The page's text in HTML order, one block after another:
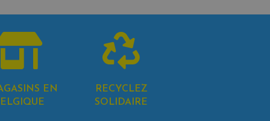
EN
RECYCLEZ
SOLIDAIRE